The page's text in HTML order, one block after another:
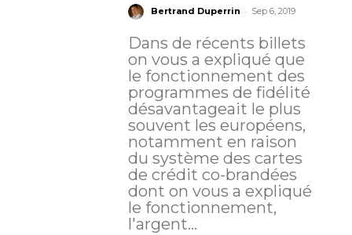
Bertrand Duperrin - Sep 6, 2019
Dans de récents billets
on vous a expliqué que
le fonctionnement des
programmes de fidélité
désavantageait le plus
souvent les européens,
notamment en raison
du système des cartes
de crédit co-brandées
dont on vous a expliqué
le fonctionnement,
l'argent...